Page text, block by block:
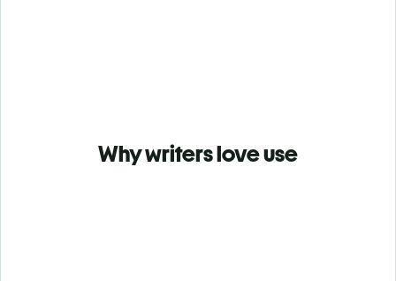
Why writers love use